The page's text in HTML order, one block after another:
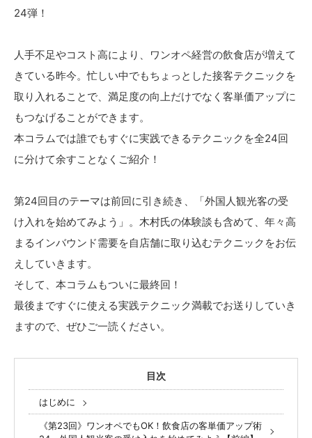
24弾！
人手不足やコスト高により、ワンオペ経営の飲食店が増えて
きている昨今。忙しい中でもちょっとした接客テクニックを
取り入れることで、満足度の向上だけでなく客単価アップに
もつなげることができます。
本コラムでは誰でもすぐに実践できるテクニックを全24回
に分けて余すことなくご紹介！
第24回目のテーマは前回に引き続き、「外国人観光客の受
け入れを始めてみよう」。木村氏の体験談も含めて、年々高
まるインバウンド需要を自店舗に取り込むテクニックをお伝
えしていきます。
そして、本コラムもついに最終回！
最後まですぐに使える実践テクニック満載でお送りしていき
ますので、ぜひご一読ください。
目次
はじめに
《第23回》ワンオペでもOK！飲食店の客単価アップ術